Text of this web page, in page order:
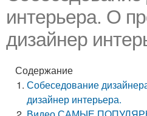
интерьера. О
дизайнер
Содержание
Собеседование
дизайнер интерьера.